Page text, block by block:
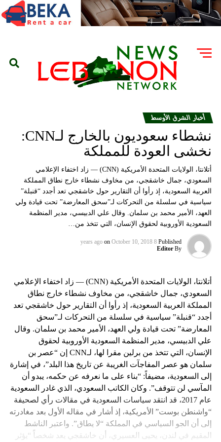
أخبار الشرق الأوسط
نشطاء سعوديون بالخارج لـCNN:
نخشى العودة للمملكة
أتلانتا، الولايات المتحدة الأمريكية (CNN) — زاد اختفاء الإعلامي
السعودي، جمال خاشقجي، من مخاوف نشطاء خارج نطاق المملكة
العربية السعودية، إذ رأوا أن التقارير حول خاشقجي تعد أجدد “قنبلة”
سياسية في سلسلة من التحركات لـ”سحق المعارضة” تحت قيادة ولي
العهد، الأمير محمد بن سلمان. وقال علي الدبيسي، مدير المنظمة
السعودية الأوروبية لحقوق الإنسان، التي تتخذ من…
Published
8 years ago
on October 10, 2018
By
Editor
أتلانتا، الولايات المتحدة الأمريكية (CNN) — زاد اختفاء الإعلامي
السعودي، جمال خاشقجي، من مخاوف نشطاء خارج نطاق
المملكة العربية السعودية، إذ رأوا أن التقارير حول خاشقجي تعد
أجدد “قنبلة” سياسية في سلسلة من التحركات لـ”سحق
المعارضة” تحت قيادة ولي العهد، الأمير محمد بن سلمان. وقال
علي الدبيسي، مدير المنظمة السعودية الأوروبية لحقوق
الإنسان، التي تتخذ من برلين مقرا لها، لـCNN إن “عصر بن
سلمان هو عصر المفاجآت الغريبة عن تاريخ هذا البلد”، في إشارة
إلى السعودية، مضيفاً: “بناء على ما نعرفه عن حكمه، يبدو أن
المآسي لن تتوقف”. وكان الكاتب السعودي، الذي غادر السعودية
عام 2017، قد انتقد سياسات السعودية في مقالات رأي لصحيفة
“واشنطن بوست” الأمريكية، إذ أشار في مقاله الأول بعد مغادرته
إلى أن الجو السياسي في المملكة “لا يطاق”. واعتبر الناشط
المقيم في لندن، يحيى العسيري، أن خاشقجي يعد شخصاً “يؤثر